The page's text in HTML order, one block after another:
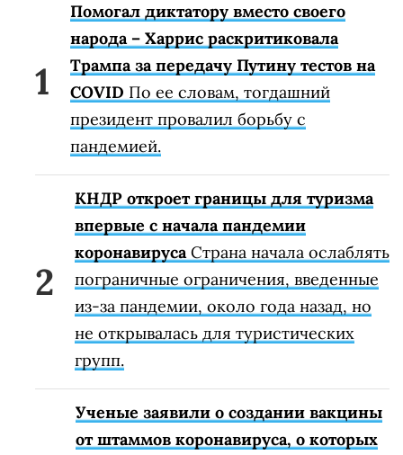
Помогал диктатору вместо своего
народа – Харрис раскритиковала
Трампа за передачу Путину тестов на
COVID По ее словам, тогдашний
президент провалил борьбу с
пандемией.
КНДР откроет границы для туризма
впервые с начала пандемии
коронавирусаСтрана начала ослаблять
пограничные ограничения, введенные
из-за пандемии, около года назад, но
не открывалась для туристических
групп.
Ученые заявили о создании вакцины
от штаммов коронавируса, о которых